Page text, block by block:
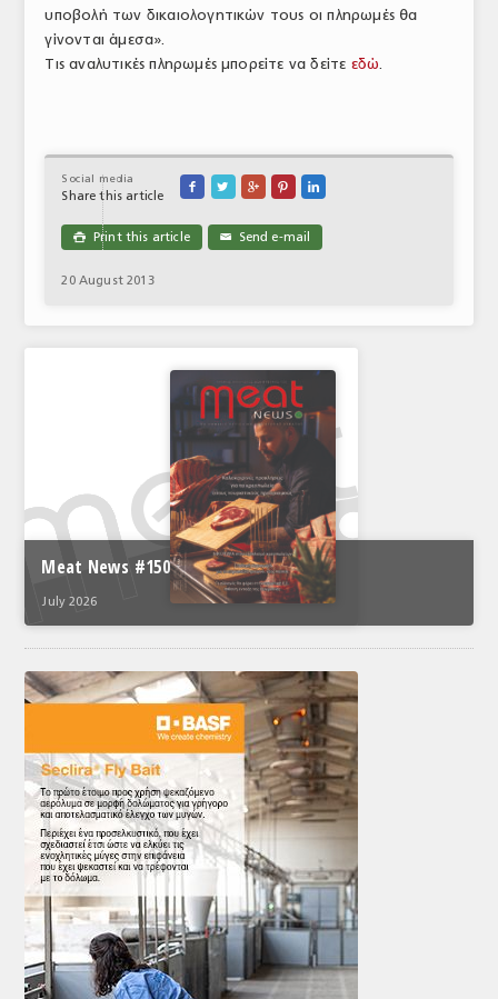
ΣΥΝΕΔΡΙΟ ΚΡΕΑΤΟΣ
υποβολή των δικαιολογητικών τους οι πληρωμές θα
γίνονται άμεσα».
Τις αναλυτικές πληρωμές μπορείτε να δείτε εδώ.
Social media
Share this article
    
 Print this article ✉ Send e-mail
20 August 2013
Meat News #150
July 2026